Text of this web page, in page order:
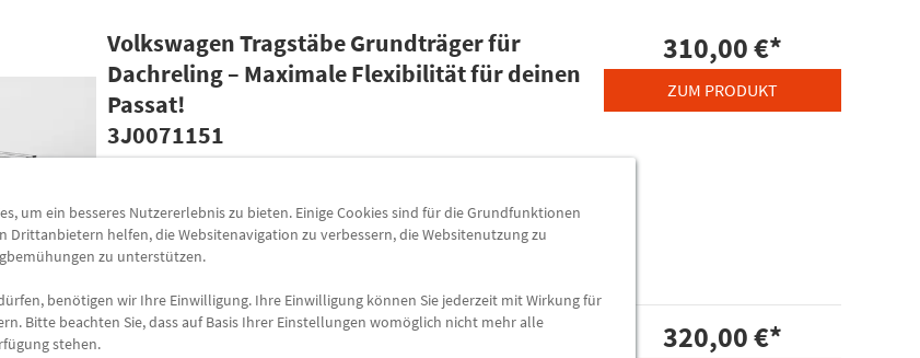
Volkswagen Tragstäbe Grundträger für
Dachreling – Maximale Flexibilität für deinen
Passat!
3J0071151
(3J) Variant transportierst du alles sicher und stilvoll: Ob Dachbox,
Fahrräder oder Sportequipment – die Grundträger bieten
Stabilität, Design und einfache Handhabung.
310,00 €*
ZUM PRODUKT
Volkswagen Tragstäbe Grundträger T-Nut für
320,00 €*
um ein besseres Nutzererlebnis zu bieten. Einige Cookies sind für die Grundfunktionen
Drittanbietern helfen, die Websitenavigation zu verbessern, die Websitenutzung zu
zu unterstützen.
benötigen wir Ihre Einwilligung. Ihre Einwilligung können Sie jederzeit mit Wirkung für
Bitte beachten Sie, dass auf Basis Ihrer Einstellungen womöglich nicht mehr alle
stehen.